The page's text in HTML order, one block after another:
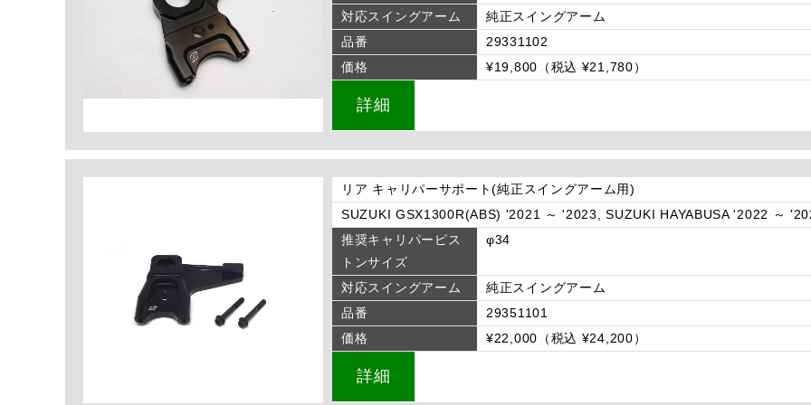
対応スイングアーム
純正スイングアーム
品番
29331102
価格
¥19,800（税込 ¥21,780）
詳細
リア キャリパーサポート(純正スイングアーム用)
SUZUKI GSX1300R(ABS) '2021 ～ '2023, SUZUKI HAYABUSA '2022 ～
推奨キャリパーピス
トンサイズ
φ34
対応スイングアーム
純正スイングアーム
品番
29351101
価格
¥22,000（税込 ¥24,200）
詳細